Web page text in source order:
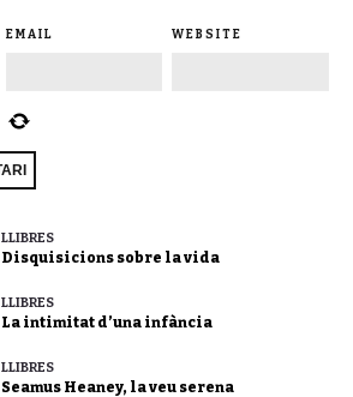
EMAIL WEBSITE
LLIBRES
Disquisicions sobre la vida
LLIBRES
La intimitat d’una infància
LLIBRES
Seamus Heaney, la veu serena